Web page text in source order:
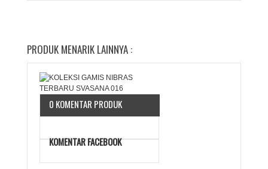
PRODUK MENARIK LAINNYA :
0 KOMENTAR PRODUK
KOMENTAR FACEBOOK